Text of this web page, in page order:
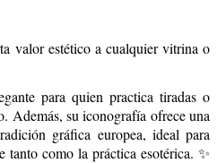
valor estético a cualquier vitrina o
para quien practica tiradas o
Además, su iconografía ofrece una
gráfica europea, ideal para
tanto como la práctica esotérica. ✨